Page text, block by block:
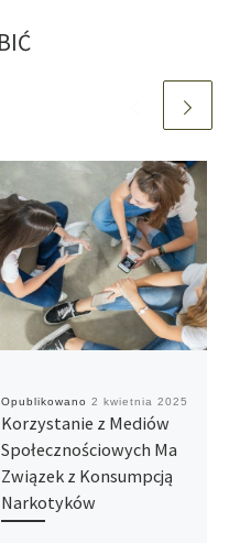
Opublikowano 2 kwietnia 2025
Korzystanie z Mediów
Społecznościowych Ma
Związek z Konsumpcją
Narkotyków